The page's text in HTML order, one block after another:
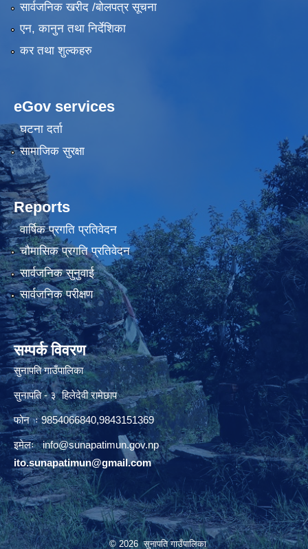
सार्वजनिक खरीद /बोलपत्र सूचना
एन, कानुन तथा निर्देशिका
कर तथा शुल्कहरु
eGov services
घटना दर्ता
सामाजिक सुरक्षा
Reports
वार्षिक प्रगति प्रतिवेदन
चौमासिक प्रगति प्रतिवेदन
सार्वजनिक सुनुवाई
सार्वजनिक परीक्षण
सम्पर्क विवरण
सुनापति गाउँपालिका
सुनापति - ३ हिलेदेवी रामेछाप
फोन ः 9854066840,9843151369
इमेलः info@sunapatimun.gov.np
ito.sunapatimun@gmail.com
© 2026 सुनापति गाउँपालिका